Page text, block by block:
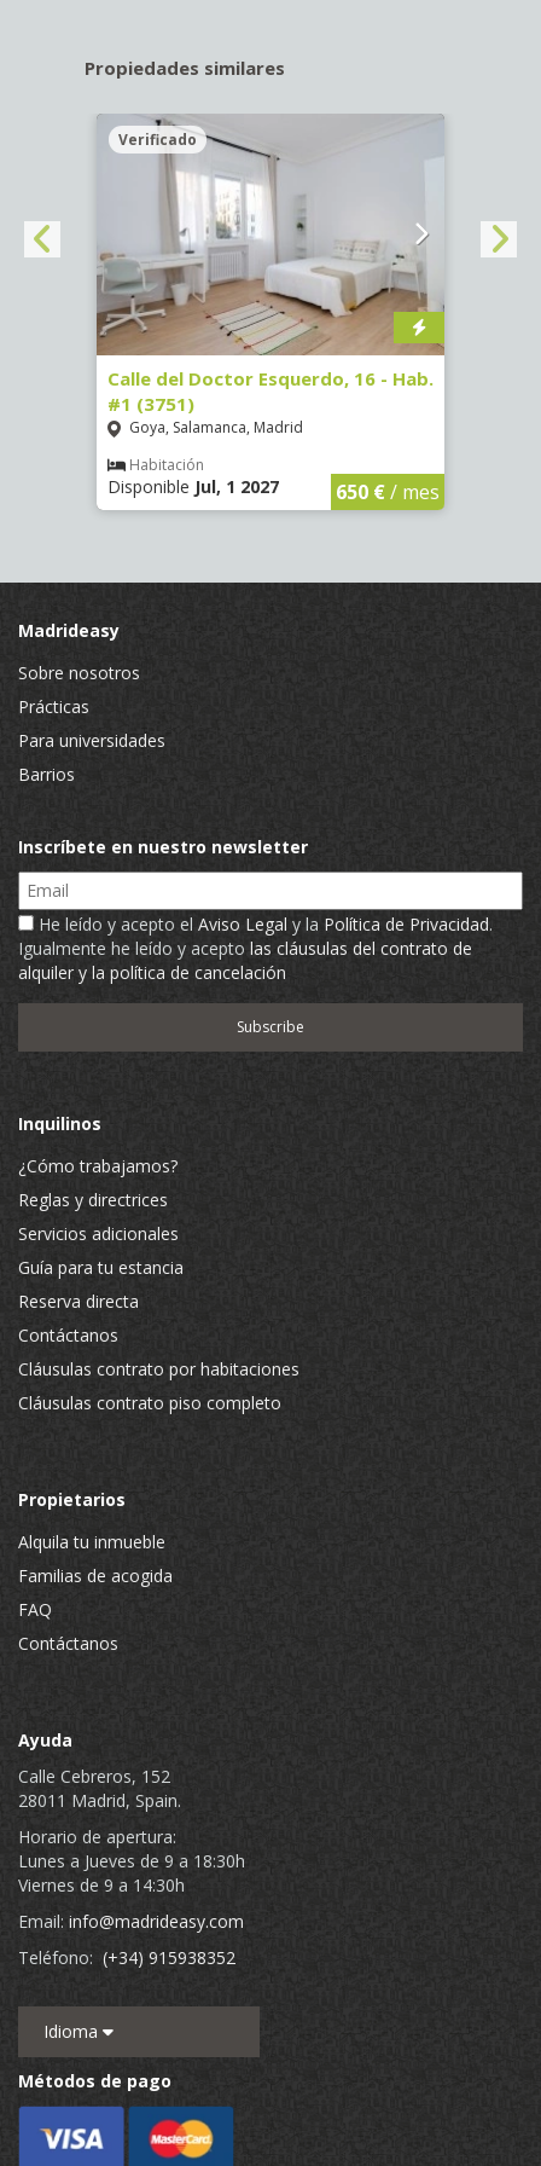
Propiedades similares
Verificado
Calle del Doctor Esquerdo, 16 - Hab.
#1 (3751)
Goya, Salamanca, Madrid
Habitación
Disponible Jul, 1 2027 650 €/ mes
Madrideasy
Sobre nosotros
Prácticas
Para universidades
Barrios
Inscríbete en nuestro newsletter
Email
He leído y acepto el Aviso Legal y la Política de Privacidad.
Igualmente he leído y acepto las cláusulas del contrato de
alquiler y la política de cancelación
Inquilinos
¿Cómo trabajamos?
Reglas y directrices
Servicios adicionales
Guía para tu estancia
Reserva directa
Contáctanos
Cláusulas contrato por habitaciones
Cláusulas contrato piso completo
Propietarios
Alquila tu inmueble
Familias de acogida
FAQ
Contáctanos
Ayuda
Calle Cebreros, 152
28011 Madrid, Spain.
Horario de apertura:
Lunes a Jueves de 9 a 18:30h
Viernes de 9 a 14:30h
Email: info@madrideasy.com
Teléfono: (+34) 915938352
Idioma
Métodos de pago